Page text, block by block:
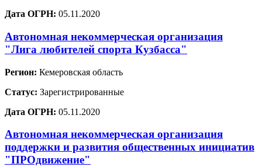
Дата ОГРН: 05.11.2020
Автономная некоммерческая организация
"Лига любителей спорта Кузбасса"
Регион: Кемеровская область
Статус: Зарегистрированные
Дата ОГРН: 05.11.2020
Автономная некоммерческая организация
поддержки и развития общественных инициатив
"ПРОдвижение"